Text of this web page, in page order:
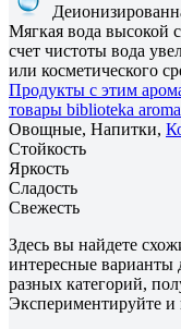
Мягкая вода высокой
счет чистоты вода
или косметического
Продукты с этим
товары biblioteka
Овощные, Напитки,
Стойкость
Яркость
Сладость
Свежесть
Здесь вы найдете
интересные
разных категорий,
Экспериментируйте и